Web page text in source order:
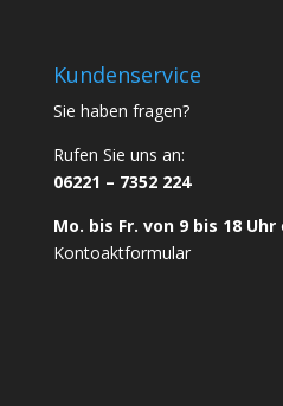
Kundenservice
Sie haben fragen?
Rufen Sie uns an:
06221 – 7352 224
Mo. bis Fr. von 9 bis 18 Uhr
Kontoaktformular